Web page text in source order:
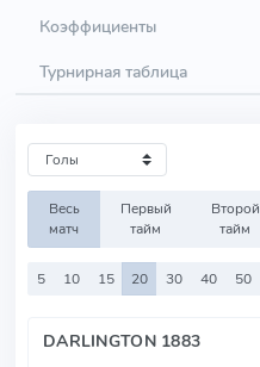
Коэффициенты
Турнирная таблица
Весь
матч
Первый
тайм
Второй
тайм
5 10 15 20 30 40 50
DARLINGTON 1883